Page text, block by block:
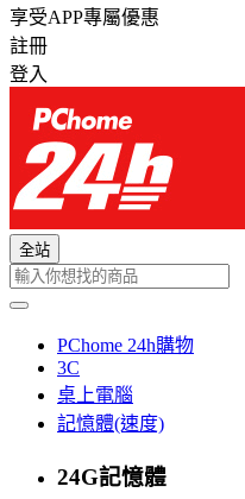
享受APP專屬優惠
註冊
登入
全站
PChome 24h購物
3C
桌上電腦
記憶體(速度)
24G記憶體